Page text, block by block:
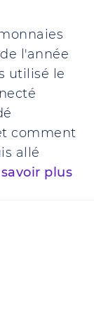
l'année
utilisé le
comment
allé
plus